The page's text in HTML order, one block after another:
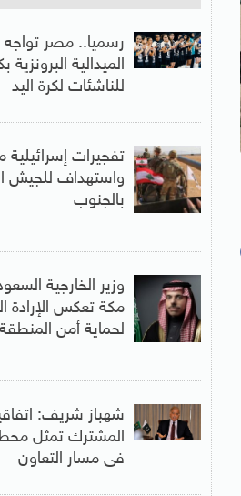
رسميا.. مصر تواجه
الميدالية البرونزية
للناشئات لكرة اليد
تفجيرات
واستهداف للجيش
بالجنوب
وزير الخارجية
مكة تعكس الإرادة
لحماية أمن المنطقة
شهباز شريف:
المشترك تمثل
فى مسار التعاون